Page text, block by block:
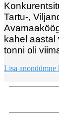
Tartu-,
kahel
tonni oli
Lisa anonüümne